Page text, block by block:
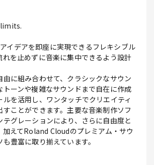
イデアを即座に実現できるフレキシブル
れを止めずに音楽に集中できるよう設計
由に組み合わせて、クラシックなサウン
トーンや複雑なサウンドまで自在に作成
を活用し、ワンタッチでクリエイティ
すことができます。主要な音楽制作ソフ
テグレーションにより、さらに自由度と
加えてRoland Cloudのプレミアム・サウ
豊富に取り揃えています。